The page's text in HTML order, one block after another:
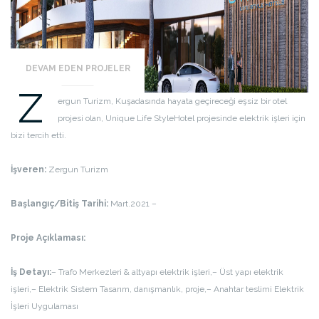
DEVAM EDEN PROJELER
Z
ergun Turizm, Kuşadasında hayata geçireceği eşsiz bir otel
projesi olan, Unique Life StyleHotel projesinde elektrik işleri için
bizi tercih etti.
İşveren: Zergun Turizm
Başlangıç/Bitiş Tarihi: Mart.2021 –
Proje Açıklaması:
İş Detayı:– Trafo Merkezleri & altyapı elektrik işleri,– Üst yapı elektrik
işleri,– Elektrik Sistem Tasarım, danışmanlık, proje,– Anahtar teslimi Elektrik
İşleri Uygulaması